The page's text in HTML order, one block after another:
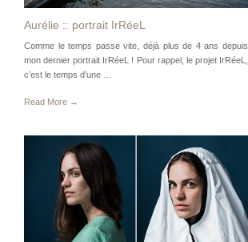
Aurélie :: portrait IrRéeL
Comme le temps passe vite, déjà plus de 4 ans depuis
mon dernier portrait IrRéeL ! Pour rappel, le projet IrRéeL,
c’est le temps d’une …
Read More →